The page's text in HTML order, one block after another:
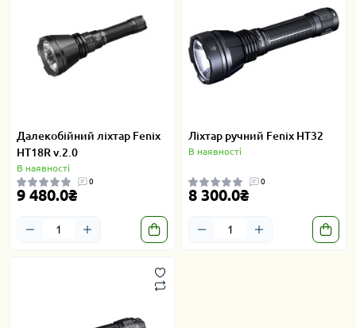
Далекобійний ліхтар Fenix
HT18R v.2.0
В наявності
0
9 480.0₴
Ліхтар ручний Fenix HT32
В наявності
0
8 300.0₴